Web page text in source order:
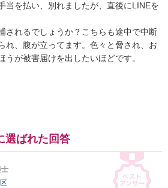
当を払い、別れましたが、直後にLINEを
されるでしょうか？こちらも途中で中断
れ、腹が立ってます。色々と脅され、お
うが被害届けを出したいほどです。
選ばれた回答